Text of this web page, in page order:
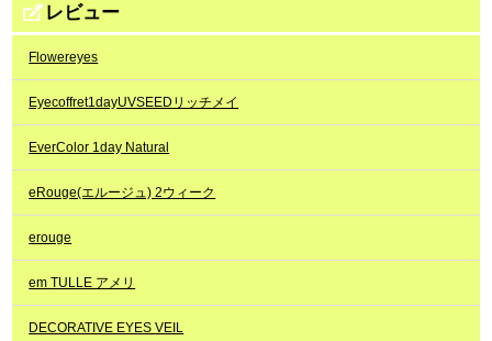
レビュー
Flowereyes
Eyecoffret1dayUVSEEDリッチメイ
EverColor 1day Natural
eRouge(エルージュ) 2ウィーク
erouge
em TULLE アメリ
DECORATIVE EYES VEIL